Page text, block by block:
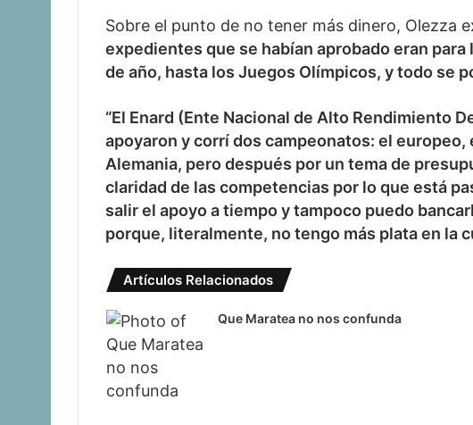
Sobre el punto de no tener más dinero, Olezza
expedientes que se habían aprobado eran
de año, hasta los Juegos Olímpicos, y todo se
“El Enard (Ente Nacional de Alto Rendimiento
apoyaron y corrí dos campeonatos: el europeo,
Alemania, pero después por un tema de
claridad de las competencias por lo que está
salir el apoyo a tiempo y tampoco puedo
porque, literalmente, no tengo más plata en la
Artículos Relacionados
Que Maratea no nos confunda